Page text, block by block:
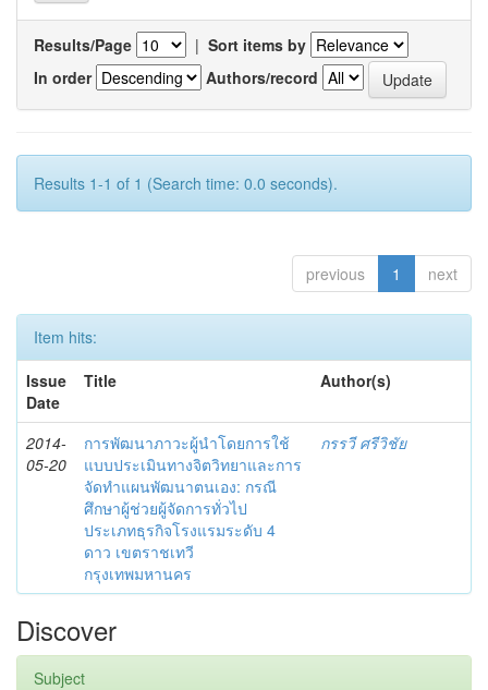
Results/Page | Sort items by
In order
Authors/record
Results 1-1 of 1 (Search time: 0.0 seconds).
previous 1 next
Item hits:
Issue
Date
Title Author(s)
2014-
05-20
การพัฒนาภาวะผู้นำโดยการใช้
แบบประเมินทางจิตวิทยาและการ
จัดทำแผนพัฒนาตนเอง: กรณี
ศึกษาผู้ช่วยผู้จัดการทั่วไป
ประเภทธุรกิจโรงแรมระดับ 4
ดาว เขตราชเทวี
กรุงเทพมหานคร
กรรวี ศรีวิชัย
Discover
Subject